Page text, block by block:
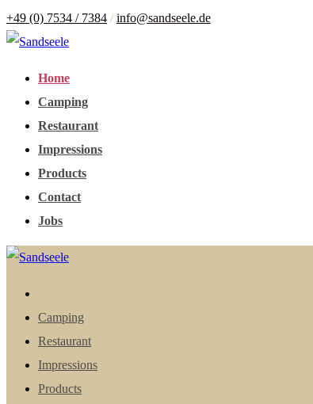
+49 (0) 7534 / 7384 / info@sandseele.de
Home
Camping
Restaurant
Impressions
Products
Contact
Jobs
Camping
Restaurant
Impressions
Products